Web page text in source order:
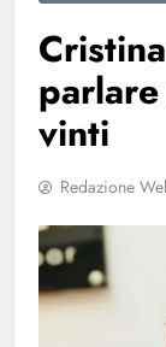
vinti
Redazione